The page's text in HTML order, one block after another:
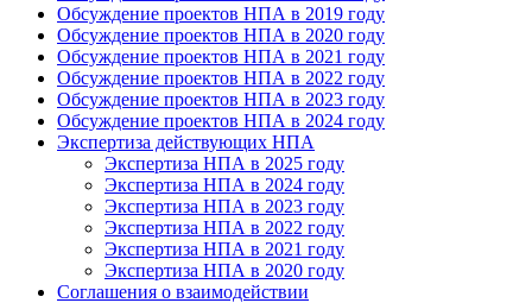
Обсуждение проектов НПА в 2019 году
Обсуждение проектов НПА в 2020 году
Обсуждение проектов НПА в 2021 году
Обсуждение проектов НПА в 2022 году
Обсуждение проектов НПА в 2023 году
Обсуждение проектов НПА в 2024 году
Экспертиза действующих НПА
Экспертиза НПА в 2025 году
Экспертиза НПА в 2024 году
Экспертиза НПА в 2023 году
Экспертиза НПА в 2022 году
Экспертиза НПА в 2021 году
Экспертиза НПА в 2020 году
Соглашения о взаимодействии